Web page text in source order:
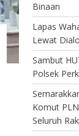
Binaan
Lapas
Lewat
Sambut
Polsek
Komut
Seluruh